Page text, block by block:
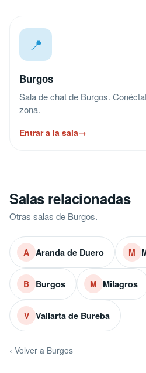
📍
Burgos
Sala de chat de Burgos.
zona.
Entrar a la sala→
Salas relacionadas
Otras salas de Burgos.
A Aranda de Duero M
B Burgos M Milagros
V Vallarta de Bureba
‹ Volver a Burgos